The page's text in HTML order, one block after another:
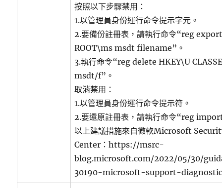
按照以下步驟禁用：
1.以管理員身份運行命令提示字元。
2.要備份註冊表，請執行命令“reg
ROOT\ms msdt filename”。
3.執行命令“reg delete HKEY\U
msdt/f”。
取消禁用：
1.以管理員身份運行命令提示符。
2.要還原註冊表，請執行命令“reg
以上建議措施來自微軟Microsoft
Center：https://msrc-
blog.microsoft.com/2022/05/30/
30190-microsoft-support-